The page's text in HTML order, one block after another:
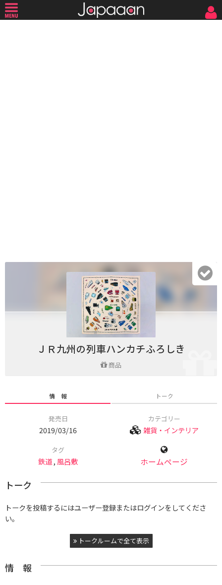
ＪＲ九州の列車ハンカチふろしき
商品
情 報 トーク
発売日
2019/03/16
カテゴリー
雑貨・インテリア
タグ
鉄道,風呂敷 ホームページ
トーク
トークを投稿するにはユーザー登録またはログインをしてくださ
い。
トークルームで全て表示
情 報